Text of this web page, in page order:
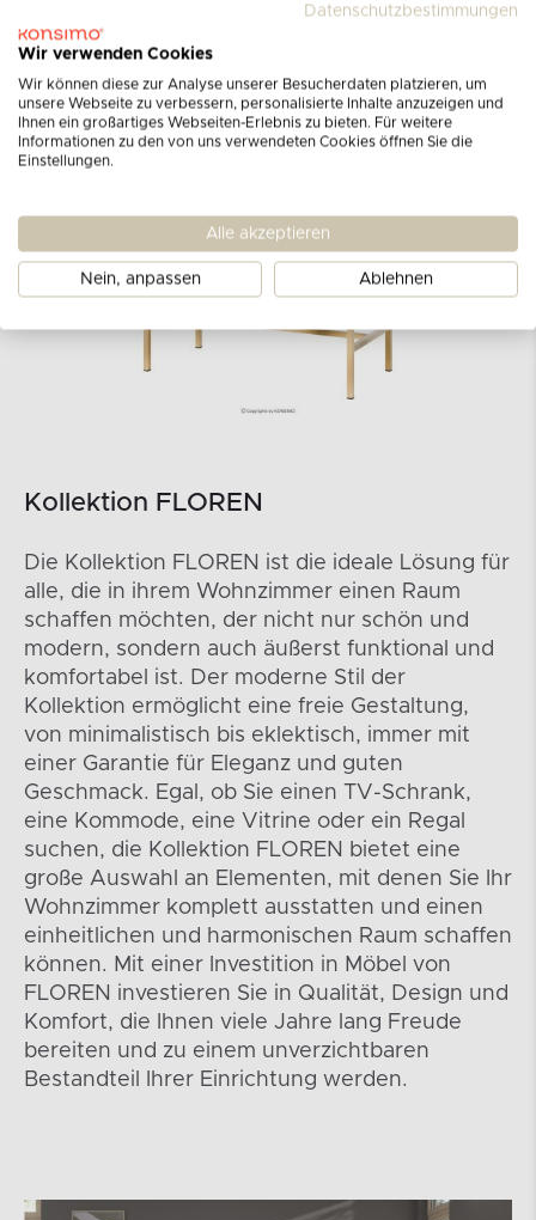
Kollektion FLOREN
Die Kollektion FLOREN ist die ideale Lösung für
alle, die in ihrem Wohnzimmer einen Raum
schaffen möchten, der nicht nur schön und
modern, sondern auch äußerst funktional und
komfortabel ist. Der moderne Stil der
Kollektion ermöglicht eine freie Gestaltung,
von minimalistisch bis eklektisch, immer mit
einer Garantie für Eleganz und guten
Geschmack. Egal, ob Sie einen TV-Schrank,
eine Kommode, eine Vitrine oder ein Regal
suchen, die Kollektion FLOREN bietet eine
große Auswahl an Elementen, mit denen Sie Ihr
Wohnzimmer komplett ausstatten und einen
einheitlichen und harmonischen Raum schaffen
können. Mit einer Investition in Möbel von
FLOREN investieren Sie in Qualität, Design und
Komfort, die Ihnen viele Jahre lang Freude
bereiten und zu einem unverzichtbaren
Bestandteil Ihrer Einrichtung werden.
Datenschutzbestimmungen
Wir verwenden Cookies
Wir können diese zur Analyse unserer Besucherdaten platzieren, um
unsere Webseite zu verbessern, personalisierte Inhalte anzuzeigen und
Ihnen ein großartiges Webseiten-Erlebnis zu bieten. Für weitere
Informationen zu den von uns verwendeten Cookies öffnen Sie die
Einstellungen.
Alle akzeptieren
Nein, anpassen Ablehnen